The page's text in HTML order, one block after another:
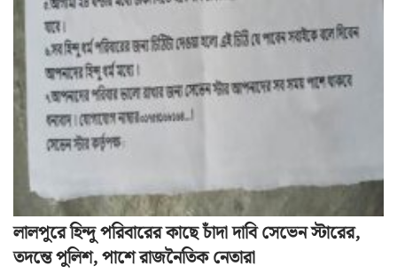
লালপুরে হিন্দু পরিবারের কাছে চাঁদা দাবি সেভেন স্টারের,
তদন্তে পুলিশ, পাশে রাজনৈতিক নেতারা